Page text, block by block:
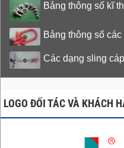
Bảng thông số kĩ
Bảng thông số
Các dạng sling
LOGO ĐỐI TÁC VÀ KHÁCH